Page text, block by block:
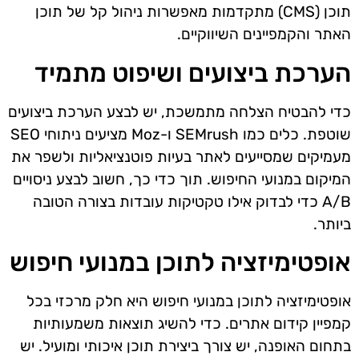
תוכן (CMS) מתקדמות מאפשרות ניהול קל של תוכן
האתר והקמפיינים השיווקיים.
הערכת ביצועים ושיפוט מתמיד
כדי להבטיח הצלחה מתמשכת, יש לבצע הערכת ביצועים
שוטפת. כלים כמו SEMrush ו-Moz מציעים ניתוחי SEO
מעמיקים שמסייעים לאתר בעיות פוטנציאליות ולשפר את
המיקום במנועי החיפוש. תוך כדי כך, חשוב לבצע ניסויים
A/B כדי לבדוק אילו טקטיקות עובדות בצורה הטובה
ביותר.
אופטימיזציה לתוכן במנועי חיפוש
אופטימיזציה לתוכן במנועי חיפוש היא חלק מרכזי בכל
קמפיין קידום אתרים. כדי להשיג תוצאות משמעותיות
בתחום האופנה, יש צורך ביצירת תוכן איכותי ומועיל. יש